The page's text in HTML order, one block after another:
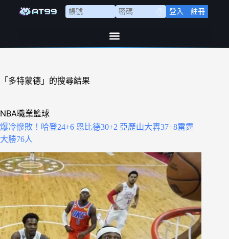
登入 註冊
「多特蒙德」的搜尋結果
NBA職業籃球
爆冷慘敗！哈登24+6 恩比德30+2 亞歷山大轟37+8雷霆
大勝76人